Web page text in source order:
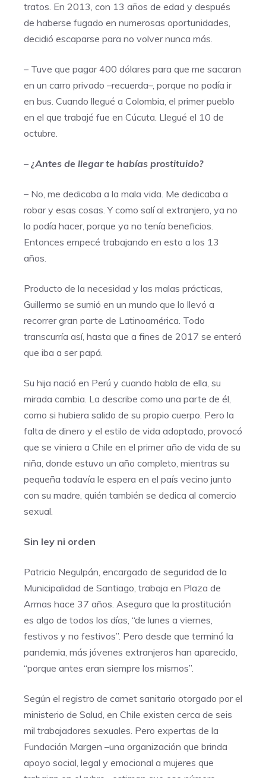
tratos. En 2013, con 13 años de edad y después
de haberse fugado en numerosas oportunidades,
decidió escaparse para no volver nunca más.
– Tuve que pagar 400 dólares para que me sacaran
en un carro privado –recuerda–, porque no podía ir
en bus. Cuando llegué a Colombia, el primer pueblo
en el que trabajé fue en Cúcuta. Llegué el 10 de
octubre.
– ¿Antes de llegar te habías prostituido?
– No, me dedicaba a la mala vida. Me dedicaba a
robar y esas cosas. Y como salí al extranjero, ya no
lo podía hacer, porque ya no tenía beneficios.
Entonces empecé trabajando en esto a los 13
años.
Producto de la necesidad y las malas prácticas,
Guillermo se sumió en un mundo que lo llevó a
recorrer gran parte de Latinoamérica. Todo
transcurría así, hasta que a fines de 2017 se enteró
que iba a ser papá.
Su hija nació en Perú y cuando habla de ella, su
mirada cambia. La describe como una parte de él,
como si hubiera salido de su propio cuerpo. Pero la
falta de dinero y el estilo de vida adoptado, provocó
que se viniera a Chile en el primer año de vida de su
niña, donde estuvo un año completo, mientras su
pequeña todavía le espera en el país vecino junto
con su madre, quién también se dedica al comercio
sexual.
Sin ley ni orden
Patricio Negulpán, encargado de seguridad de la
Municipalidad de Santiago, trabaja en Plaza de
Armas hace 37 años. Asegura que la prostitución
es algo de todos los días, “de lunes a viernes,
festivos y no festivos”. Pero desde que terminó la
pandemia, más jóvenes extranjeros han aparecido,
“porque antes eran siempre los mismos”.
Según el registro de carnet sanitario otorgado por el
ministerio de Salud, en Chile existen cerca de seis
mil trabajadores sexuales. Pero expertas de la
Fundación Margen –una organización que brinda
apoyo social, legal y emocional a mujeres que